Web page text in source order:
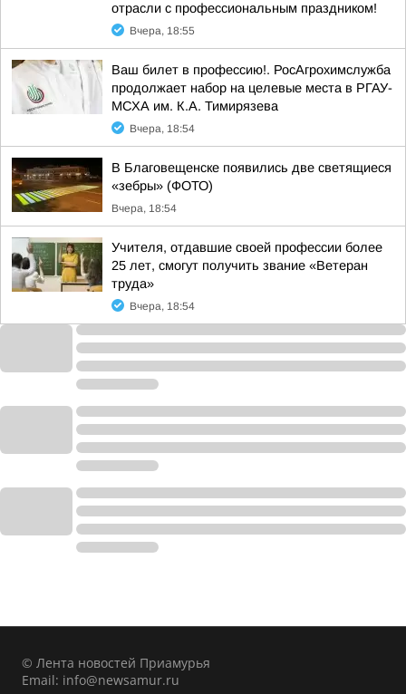
отрасли с профессиональным праздником!
Вчера, 18:55
Ваш билет в профессию!. РосАгрохимслужба
продолжает набор на целевые места в РГАУ-
МСХА им. К.А. Тимирязева
Вчера, 18:54
В Благовещенске появились две светящиеся
«зебры» (ФОТО)
Вчера, 18:54
Учителя, отдавшие своей профессии более
25 лет, смогут получить звание «Ветеран
труда»
Вчера, 18:54
© Лента новостей Приамурья
Email: info@newsamur.ru